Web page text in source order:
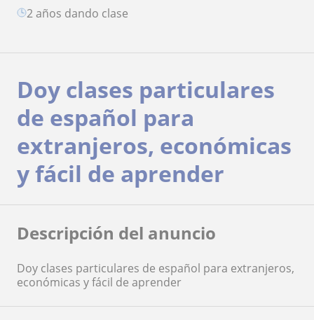
2 años dando clase
Doy clases particulares
de español para
extranjeros, económicas
y fácil de aprender
Descripción del anuncio
Doy clases particulares de español para extranjeros,
económicas y fácil de aprender